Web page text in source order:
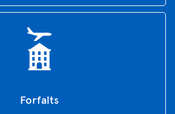
Forfaits